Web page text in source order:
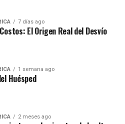
7 días ago
El Origen Real del Desvío
1 semana ago
Huésped
2 meses ago